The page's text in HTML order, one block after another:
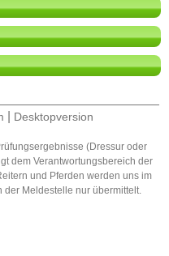
Desktopversion
(Dressur oder
dem Verantwortungsbereich der
und Pferden werden uns im
der Meldestelle nur übermittelt.